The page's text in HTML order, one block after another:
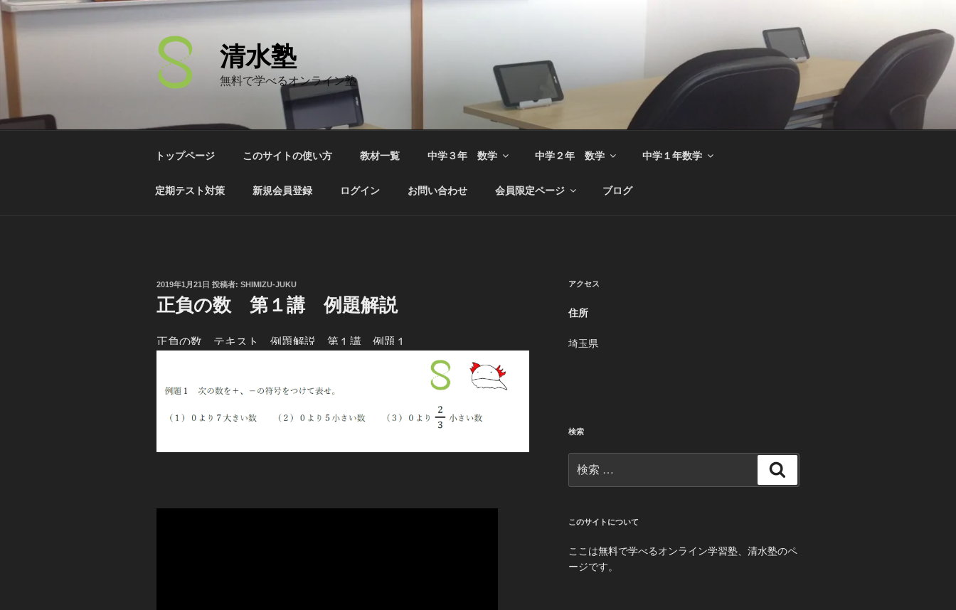
コ
ン
キ
清水塾
無料で学べるオンライン塾
トップページ このサイトの使い方 教材一覧 中学３年 数学 中学２年 数学 中学１年数学
定期テスト対策 新規会員登録 ログイン お問い合わせ 会員限定ページ ブログ
投
稿
2019年1月21日 投稿者: SHIMIZU-JUKU
正負の数 第１講 例題解説
正負の数 テキスト 例題解説 第１講 例題１
アクセス
住所
埼玉県
検索
索:
索
このサイトについて
ここは無料で学べるオンライン学習塾、清水塾のペ
ージです。